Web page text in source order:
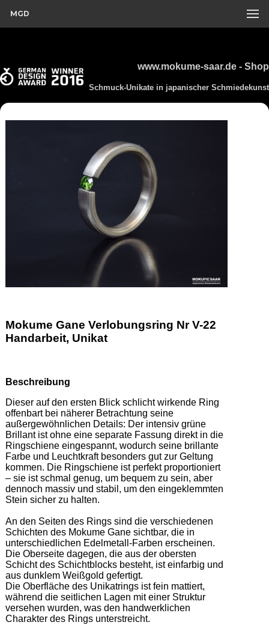
MGD
www.mokume-saar.de - Shop
Schmuck-Unikate in japanischer Schmiedekunst
Mokume Gane Verlobungsring Nr V-22
Handarbeit, Unikat
Beschreibung
Dieser auf den ersten Blick schlicht wirkende Ring
offenbart bei näherer Betrachtung seine
außergewöhnlichen Details: Der intensiv grüne
Brillant ist ohne eine separate Fassung direkt in die
Ringschiene eingespannt, wodurch seine brillante
Farbe und Leuchtkraft besonders gut zur Geltung
kommen. Die Ringschiene ist perfekt proportioniert
– sie ist schmal genug, um bequem zu sein, aber
dennoch massiv und stabil, um den eingeklemmten
Stein sicher zu halten.
An den Seiten des Rings sind die verschiedenen
Schichten des Mokume Gane sichtbar, die in
unterschiedlichen Edelmetall-Farben erscheinen.
Die Oberseite dagegen, die aus der obersten
Schicht des Schichtblocks besteht, ist einfarbig und
aus dunklem Weißgold gefertigt.
Die Oberfläche des Unikatrings ist fein mattiert,
während die seitlichen Lagen mit einer Struktur
versehen wurden, was den handwerklichen
Charakter des Rings unterstreicht.